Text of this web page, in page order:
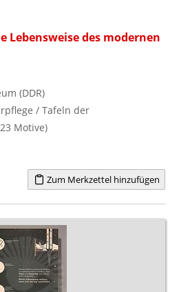
Lebensweise des modernen
(DDR)
/ Tafeln der
Motive)
Zum Merkzettel hinzufügen